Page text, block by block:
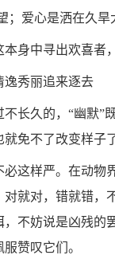
；爱心是洒在久
身中寻出欢喜者
逸秀丽追来逐去
长久的，“幽默”
免不了改变样子
必这样严。在动物
对就对，错就错
不妨说是凶残的
赞叹它们。